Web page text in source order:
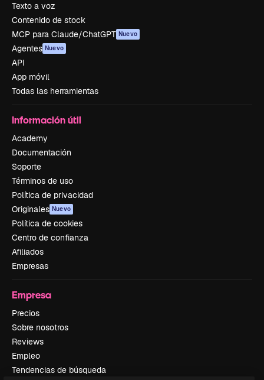
Texto a voz
Contenido de stock
MCP para Claude/ChatGPT Nuevo
Agentes Nuevo
API
App móvil
Todas las herramientas
Información útil
Academy
Documentación
Soporte
Términos de uso
Política de privacidad
Originales Nuevo
Política de cookies
Centro de confianza
Afiliados
Empresas
Empresa
Precios
Sobre nosotros
Reviews
Empleo
Tendencias de búsqueda